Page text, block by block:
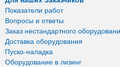
Показатели работ
Вопросы и ответы
Заказ нестандартного
Доставка оборудования
Пуско-наладка
Оборудование в лизинг